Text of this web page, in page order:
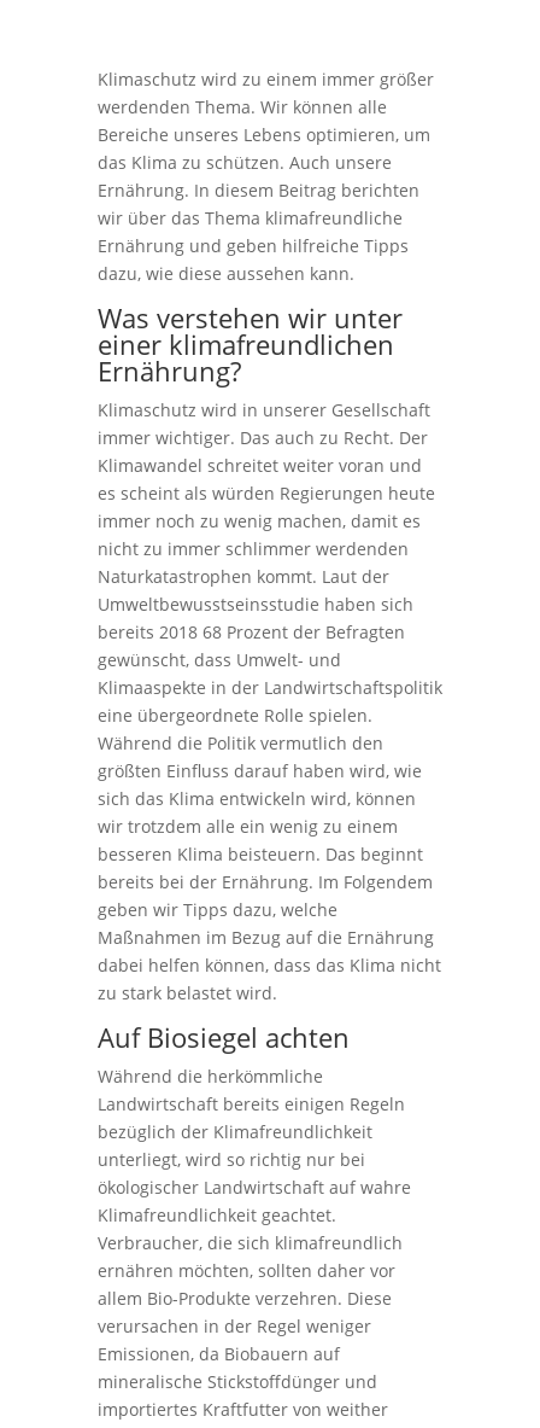
Klimaschutz wird zu einem immer größer
werdenden Thema. Wir können alle
Bereiche unseres Lebens optimieren, um
das Klima zu schützen. Auch unsere
Ernährung. In diesem Beitrag berichten
wir über das Thema klimafreundliche
Ernährung und geben hilfreiche Tipps
dazu, wie diese aussehen kann.
Was verstehen wir unter
einer klimafreundlichen
Ernährung?
Klimaschutz wird in unserer Gesellschaft
immer wichtiger. Das auch zu Recht. Der
Klimawandel schreitet weiter voran und
es scheint als würden Regierungen heute
immer noch zu wenig machen, damit es
nicht zu immer schlimmer werdenden
Naturkatastrophen kommt. Laut der
Umweltbewusstseinsstudie haben sich
bereits 2018 68 Prozent der Befragten
gewünscht, dass Umwelt- und
Klimaaspekte in der Landwirtschaftspolitik
eine übergeordnete Rolle spielen.
Während die Politik vermutlich den
größten Einfluss darauf haben wird, wie
sich das Klima entwickeln wird, können
wir trotzdem alle ein wenig zu einem
besseren Klima beisteuern. Das beginnt
bereits bei der Ernährung. Im Folgendem
geben wir Tipps dazu, welche
Maßnahmen im Bezug auf die Ernährung
dabei helfen können, dass das Klima nicht
zu stark belastet wird.
Auf Biosiegel achten
Während die herkömmliche
Landwirtschaft bereits einigen Regeln
bezüglich der Klimafreundlichkeit
unterliegt, wird so richtig nur bei
ökologischer Landwirtschaft auf wahre
Klimafreundlichkeit geachtet.
Verbraucher, die sich klimafreundlich
ernähren möchten, sollten daher vor
allem Bio-Produkte verzehren. Diese
verursachen in der Regel weniger
Emissionen, da Biobauern auf
mineralische Stickstoffdünger und
importiertes Kraftfutter von weither